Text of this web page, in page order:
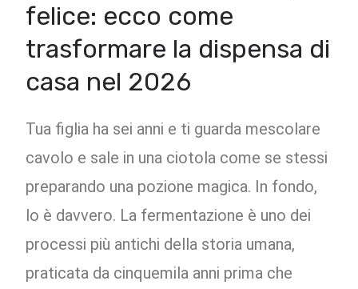
felice: ecco come
trasformare la dispensa di
casa nel 2026
Tua figlia ha sei anni e ti guarda mescolare
cavolo e sale in una ciotola come se stessi
preparando una pozione magica. In fondo,
lo è davvero. La fermentazione è uno dei
processi più antichi della storia umana,
praticata da cinquemila anni prima che